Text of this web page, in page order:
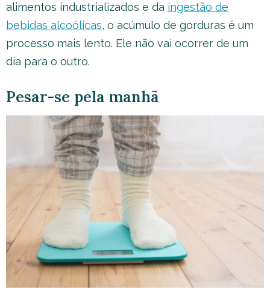
alimentos industrializados e da ingestão de
bebidas alcoólicas, o acúmulo de gorduras é um
processo mais lento. Ele não vai ocorrer de um
dia para o outro.
Pesar-se pela manhã